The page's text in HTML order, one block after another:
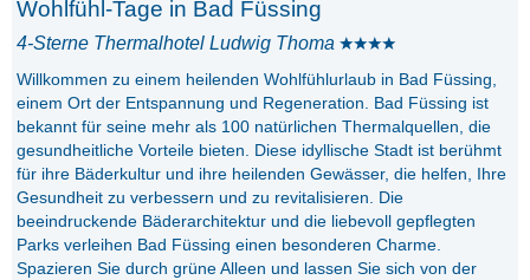
Wohlfühl-Tage in Bad Füssing
4-Sterne Thermalhotel Ludwig Thoma
Willkommen zu einem heilenden Wohlfühlurlaub in Bad Füssing,
einem Ort der Entspannung und Regeneration. Bad Füssing ist
bekannt für seine mehr als 100 natürlichen Thermalquellen, die
gesundheitliche Vorteile bieten. Diese idyllische Stadt ist berühmt
für ihre Bäderkultur und ihre heilenden Gewässer, die helfen, Ihre
Gesundheit zu verbessern und zu revitalisieren. Die
beeindruckende Bäderarchitektur und die liebevoll gepflegten
Parks verleihen Bad Füssing einen besonderen Charme.
Spazieren Sie durch grüne Alleen und lassen Sie sich von der